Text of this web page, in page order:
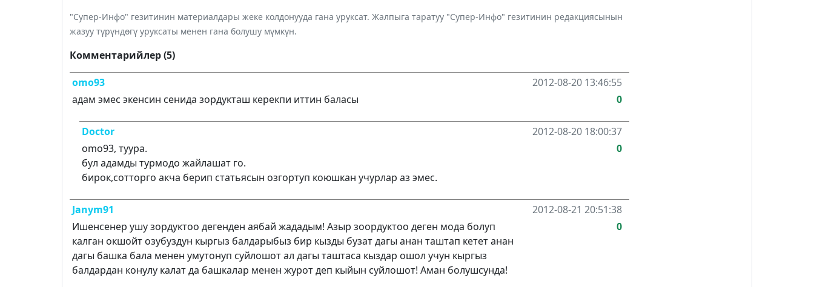
"Супер-Инфо" гезитинин материалдары жеке колдонууда гана уруксат. Жалпыга таратуу "Супер-Инфо" гезитинин редакциясынын
жазуу түрүндөгү уруксаты менен гана болушу мүмкүн.
Комментарийлер (5)
omo93
2012-08-20 13:46:55
адам эмес экенсин сенида зордукташ керекпи иттин баласы
0
Doctor
2012-08-20 18:00:37
omo93, туура.
бул адамды турмодо жайлашат го.
бирок,сотторго акча берип статьясын озгортуп коюшкан учурлар аз эмес.
0
Janym91
2012-08-21 20:51:38
Ишенсенер ушу зордуктоо дегенден аябай жададым! Азыр зоордуктоо деген мода болуп
калган окшойт озубуздун кыргыз балдарыбыз бир кызды бузат дагы анан таштап кетет анан
дагы башка бала менен умутонуп суйлошот ал дагы таштаса кыздар ошол учун кыргыз
балдардан конулу калат да башкалар менен журот деп кыйын суйлошот! Аман болушсунда!
0